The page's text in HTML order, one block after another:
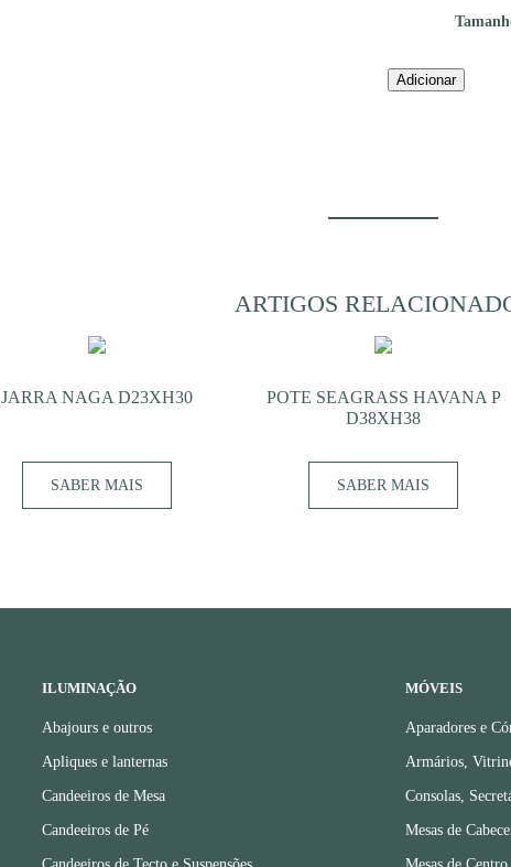
Quantidade
Adicionar
ARTIGOS
JARRA NAGA D23XH30
SABER MAIS
POTE SEAGRASS HAVANA P
D38XH38
SABER MAIS
ILUMINAÇÃO
Abajours e outros
Apliques e lanternas
Candeeiros de Mesa
Candeeiros de Pé
MÓVEIS
Aparadores e
Armários,
Consolas,
Mesas de